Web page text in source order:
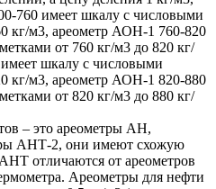
760 имеет шкалу с числовыми
кг/м3, ареометр АОН-1 760-820
от 760 кг/м3 до 820 кг/
шкалу с числовыми
кг/м3, ареометр АОН-1 820-880
от 820 кг/м3 до 880 кг/
– это ареометры АН,
АНТ-2, они имеют схожую
отличаются от ареометров
Ареометры для нефти